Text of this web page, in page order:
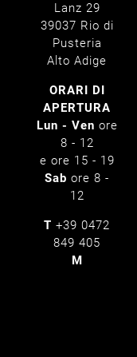
Lanz 29
39037 Rio di
Pusteria
Alto Adige
ORARI DI
APERTURA
Lun - Ven ore
8 - 12
e ore 15 - 19
Sabore 8 -
12
T +39 0472
849 405
M